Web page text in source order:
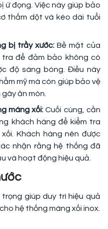
ứ đọng. Việc này giúp bảo
thấm dột và kéo dài tuổi
bị trầy xước: Bề mặt của
tra để đảm bảo không có
độ sáng bóng. Điều này
mỹ mà còn giúp bảo vệ
ăn mòn.
máng xối:Cuối cùng, cần
khách hàng để kiểm tra
Khách hàng nên được
nhận rằng hệ thống đã
và hoạt động hiệu quả.
giúp duy trì hiệu quả
hệ thống máng xối inox.